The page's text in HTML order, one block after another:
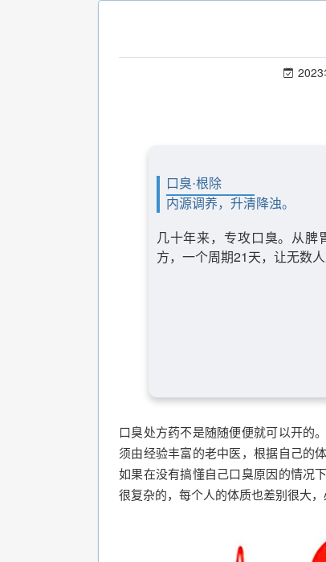
2023
口臭·根除
内源调养，升清降浊。
几十年来，专攻口臭。从
方，一个周期21天，让无数人
口臭处方药不是随随便便就可以开的
须由经验丰富的老中医，根据自己的
如果在没有搞懂自己口臭原因的情况
很复杂的，每个人的体质也差别很大，